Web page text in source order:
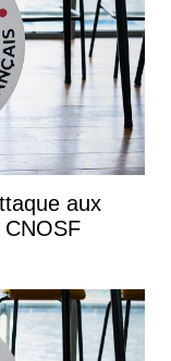
aux